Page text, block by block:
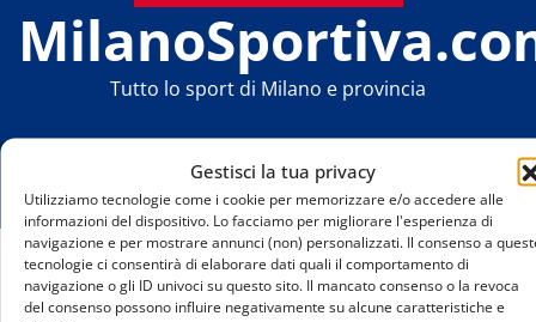
Gestisci la tua privacy
Utilizziamo tecnologie come i cookie per memorizzare e/o accedere alle
informazioni del dispositivo. Lo facciamo per migliorare l'esperienza di
navigazione e per mostrare annunci (non) personalizzati. Il consenso a
tecnologie ci consentirà di elaborare dati quali il comportamento di
navigazione o gli ID univoci su questo sito. Il mancato consenso o la revoca
del consenso possono influire negativamente su alcune caratteristiche e
Tutto lo sport di Milano e provincia
Home
Allianz Milano, trasferta decisiva a Grottazzolina: